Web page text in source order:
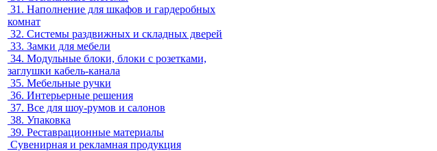
31. Наполнение для шкафов и гардеробных
комнат
32. Системы раздвижных и складных дверей
33. Замки для мебели
34. Модульные блоки, блоки с розетками,
заглушки кабель-канала
35. Мебельные ручки
36. Интерьерные решения
37. Все для шоу-румов и салонов
38. Упаковка
39. Реставрационные материалы
Сувенирная и рекламная продукция